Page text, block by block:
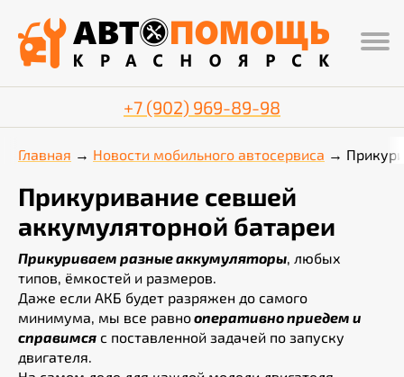
+7 (902) 969-89-98
Главная Новости мобильного автосервиса
Прикуривание севшей
аккумуляторной батареи
Прикуриваем разные аккумуляторы, любых
типов, ёмкостей и размеров.
Даже если АКБ будет разряжен до самого
минимума, мы все равнооперативно приедем и
справимся с поставленной задачей по запуску
двигателя.